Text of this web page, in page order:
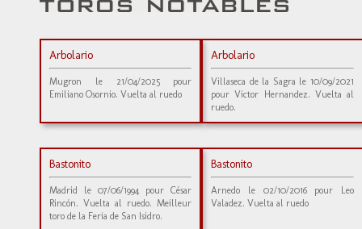
Arbolario
Mugron le 21/04/2025 pour
Emiliano Osornio. Vuelta al ruedo
Arbolario
Villaseca de la Sagra le 10/09/2021
pour Victor Hernandez. Vuelta al
ruedo.
Bastonito
Madrid le 07/06/1994 pour César
Rincón. Vuelta al ruedo. Meilleur
toro de la Feria de San Isidro.
Bastonito
Arnedo le 02/10/2016 pour Leo
Valadez. Vuelta al ruedo